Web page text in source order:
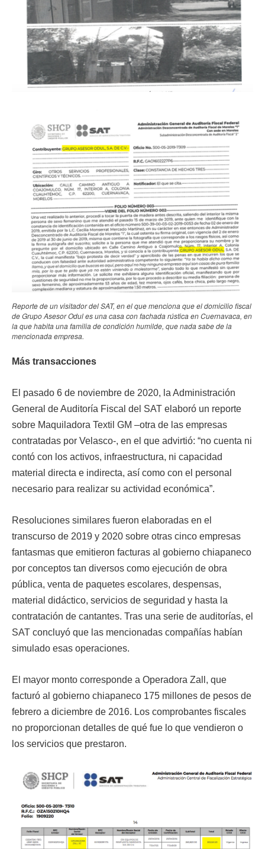
Reporte de un visitador del SAT, en el que menciona que el domicilio fiscal
de Grupo Asesor Odul es una casa con fachada rústica en Cuernavaca, en
la que habita una familia de condición humilde, que nada sabe de la
mencionada empresa.
Más transacciones
El pasado 6 de noviembre de 2020, la Administración
General de Auditoría Fiscal del SAT elaboró un reporte
sobre Maquiladora Textil GM –otra de las empresas
contratadas por Velasco-, en el que advirtió: “no cuenta ni
contó con los activos, infraestructura, ni capacidad
material directa e indirecta, así como con el personal
necesario para realizar su actividad económica”.
Resoluciones similares fueron elaboradas en el
transcurso de 2019 y 2020 sobre otras cinco empresas
fantasmas que emitieron facturas al gobierno chiapaneco
por conceptos tan diversos como ejecución de obra
pública, venta de paquetes escolares, despensas,
material didáctico, servicios de seguridad y hasta la
contratación de cantantes. Tras una serie de auditorías, el
SAT concluyó que las mencionadas compañías habían
simulado esas operaciones.
El mayor monto corresponde a Operadora Zall, que
facturó al gobierno chiapaneco 175 millones de pesos de
febrero a diciembre de 2016. Los comprobantes fiscales
no proporcionan detalles de qué fue lo que vendieron o
los servicios que prestaron.